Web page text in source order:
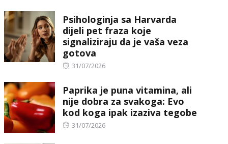
Psihologinja sa Harvarda
dijeli pet fraza koje
signaliziraju da je vaša veza
gotova
Posted
31/07/2026
Paprika je puna vitamina, ali
nije dobra za svakoga: Evo
kod koga ipak izaziva tegobe
Posted
31/07/2026